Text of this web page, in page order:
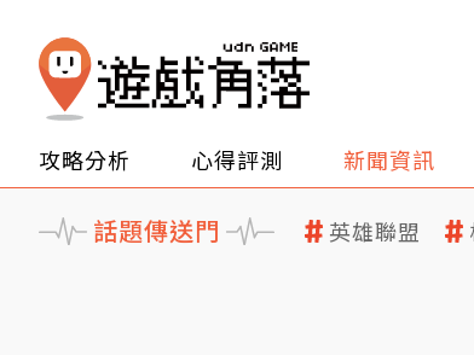
攻略分析 心得評測 新聞資訊
話題傳送門 英雄聯盟